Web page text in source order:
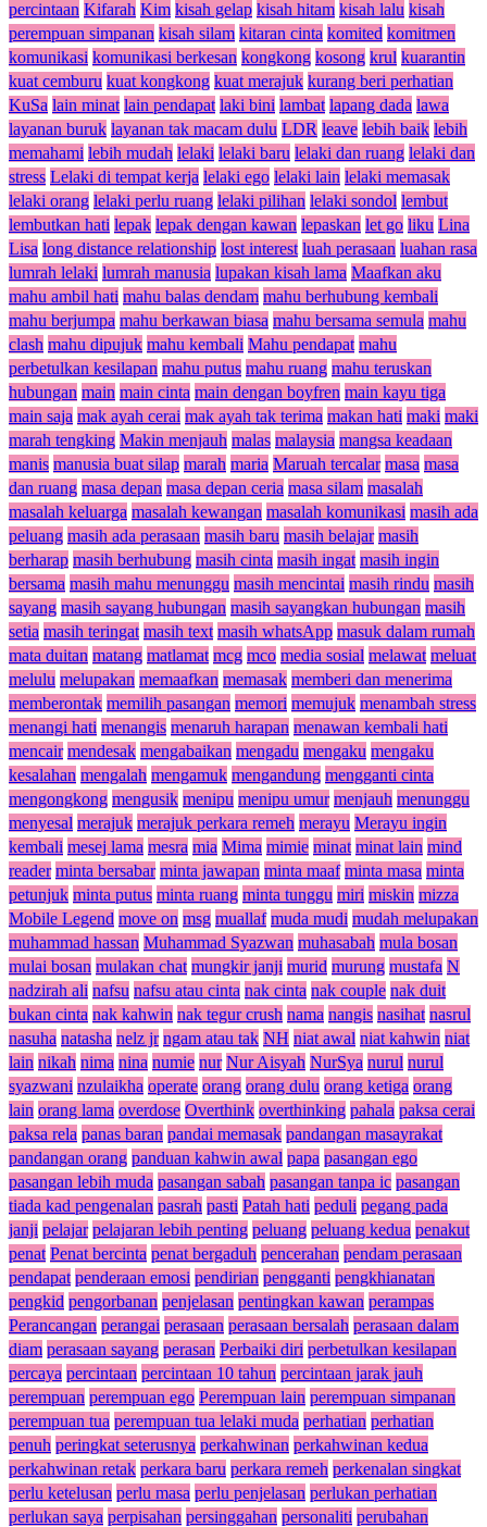
percintaan Kifarah Kim kisah gelap kisah hitam kisah lalu kisah
perempuan simpanan kisah silam kitaran cinta komited komitmen
komunikasi komunikasi berkesan kongkong kosong krul kuarantin
kuat cemburu kuat kongkong kuat merajuk kurang beri perhatian
KuSa lain minat lain pendapat laki bini lambat lapang dada lawa
layanan buruk layanan tak macam dulu LDR leave lebih baik lebih
memahami lebih mudah lelaki lelaki baru lelaki dan ruang lelaki dan
stress Lelaki di tempat kerja lelaki ego lelaki lain lelaki memasak
lelaki orang lelaki perlu ruang lelaki pilihan lelaki sondol lembut
lembutkan hati lepak lepak dengan kawan lepaskan let go liku Lina
Lisa long distance relationship lost interest luah perasaan luahan rasa
lumrah lelaki lumrah manusia lupakan kisah lama Maafkan aku
mahu ambil hati mahu balas dendam mahu berhubung kembali
mahu berjumpa mahu berkawan biasa mahu bersama semula mahu
clash mahu dipujuk mahu kembali Mahu pendapat mahu
perbetulkan kesilapan mahu putus mahu ruang mahu teruskan
hubungan main main cinta main dengan boyfren main kayu tiga
main saja mak ayah cerai mak ayah tak terima makan hati maki maki
marah tengking Makin menjauh malas malaysia mangsa keadaan
manis manusia buat silap marah maria Maruah tercalar masa masa
dan ruang masa depan masa depan ceria masa silam masalah
masalah keluarga masalah kewangan masalah komunikasi masih ada
peluang masih ada perasaan masih baru masih belajar masih
berharap masih berhubung masih cinta masih ingat masih ingin
bersama masih mahu menunggu masih mencintai masih rindu masih
sayang masih sayang hubungan masih sayangkan hubungan masih
setia masih teringat masih text masih whatsApp masuk dalam rumah
mata duitan matang matlamat mcg mco media sosial melawat meluat
melulu melupakan memaafkan memasak memberi dan menerima
memberontak memilih pasangan memori memujuk menambah stress
menangi hati menangis menaruh harapan menawan kembali hati
mencair mendesak mengabaikan mengadu mengaku mengaku
kesalahan mengalah mengamuk mengandung mengganti cinta
mengongkong mengusik menipu menipu umur menjauh menunggu
menyesal merajuk merajuk perkara remeh merayu Merayu ingin
kembali mesej lama mesra mia Mima mimie minat minat lain mind
reader minta bersabar minta jawapan minta maaf minta masa minta
petunjuk minta putus minta ruang minta tunggu miri miskin mizza
Mobile Legend move on msg muallaf muda mudi mudah melupakan
muhammad hassan Muhammad Syazwan muhasabah mula bosan
mulai bosan mulakan chat mungkir janji murid murung mustafa N
nadzirah ali nafsu nafsu atau cinta nak cinta nak couple nak duit
bukan cinta nak kahwin nak tegur crush nama nangis nasihat nasrul
nasuha natasha nelz jr ngam atau tak NH niat awal niat kahwin niat
lain nikah nima nina numie nur Nur Aisyah NurSya nurul nurul
syazwani nzulaikha operate orang orang dulu orang ketiga orang
lain orang lama overdose Overthink overthinking pahala paksa cerai
paksa rela panas baran pandai memasak pandangan masayrakat
pandangan orang panduan kahwin awal papa pasangan ego
pasangan lebih muda pasangan sabah pasangan tanpa ic pasangan
tiada kad pengenalan pasrah pasti Patah hati peduli pegang pada
janji pelajar pelajaran lebih penting peluang peluang kedua penakut
penat Penat bercinta penat bergaduh pencerahan pendam perasaan
pendapat penderaan emosi pendirian pengganti pengkhianatan
pengkid pengorbanan penjelasan pentingkan kawan perampas
Perancangan perangai perasaan perasaan bersalah perasaan dalam
diam perasaan sayang perasan Perbaiki diri perbetulkan kesilapan
percaya percintaan percintaan 10 tahun percintaan jarak jauh
perempuan perempuan ego Perempuan lain perempuan simpanan
perempuan tua perempuan tua lelaki muda perhatian perhatian
penuh peringkat seterusnya perkahwinan perkahwinan kedua
perkahwinan retak perkara baru perkara remeh perkenalan singkat
perlu ketelusan perlu masa perlu penjelasan perlukan perhatian
perlukan saya perpisahan persinggahan personaliti perubahan